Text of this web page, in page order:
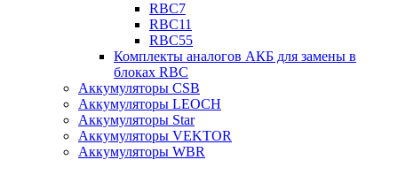
RBC7
RBC11
RBC55
Комплекты аналогов АКБ для замены в
блоках RBC
Аккумуляторы CSB
Аккумуляторы LEOCH
Аккумуляторы Star
Аккумуляторы VEKTOR
Аккумуляторы WBR